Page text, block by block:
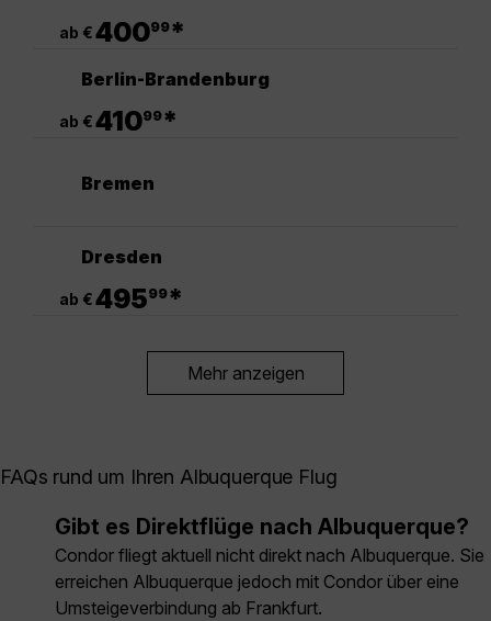
ab €40099*
Berlin-Brandenburg
ab €41099*
Bremen
Dresden
ab €49599*
Mehr anzeigen
FAQs rund um Ihren Albuquerque Flug
Gibt es Direktflüge nach Albuquerque?
Condor fliegt aktuell nicht direkt nach Albuquerque. Sie
erreichen Albuquerque jedoch mit Condor über eine
Umsteigeverbindung ab Frankfurt.